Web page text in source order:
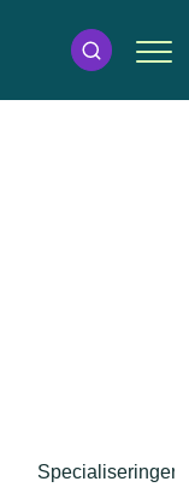
Specialiseringer